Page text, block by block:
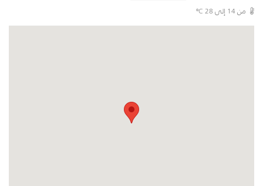
من 14 إلى 28 ºC